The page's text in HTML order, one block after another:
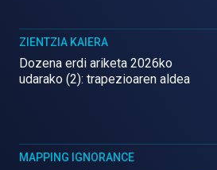
ZIENTZIA KAIERA
Dozena erdi ariketa 2026ko
udarako (2): trapezioaren aldea
MAPPING IGNORANCE